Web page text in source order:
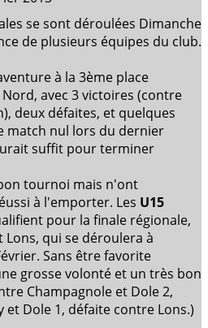
se sont déroulées Dimanche
de plusieurs équipes du club.
à la 3ème place
avec 3 victoires (contre
deux défaites, et quelques
match nul lors du dernier
suffit pour terminer
tournoi mais n'ont
à l'emporter. Les U15
pour la finale régionale,
Lons, qui se déroulera à
Sans être favorite
grosse volonté et un très bon
Champagnole et Dole 2,
et Dole 1, défaite contre Lons.)